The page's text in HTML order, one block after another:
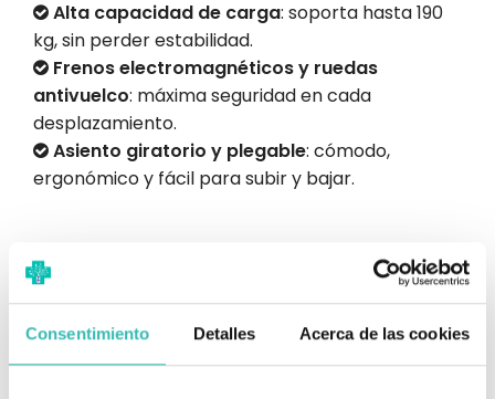
Consentimiento Detalles Acerca de las cookies
Alta capacidad de carga: soporta hasta 190
kg, sin perder estabilidad.
Frenos electromagnéticos y ruedas
antivuelco: máxima seguridad en cada
desplazamiento.
Asiento giratorio y plegable: cómodo,
ergonómico y fácil para subir y bajar.
Batería extraíble
Carga cómoda en cualquier enchufe sin